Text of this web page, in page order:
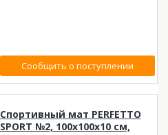
Сообщить о поступлении
Спортивный мат PERFETTO
SPORT №2, 100х100х10 см,